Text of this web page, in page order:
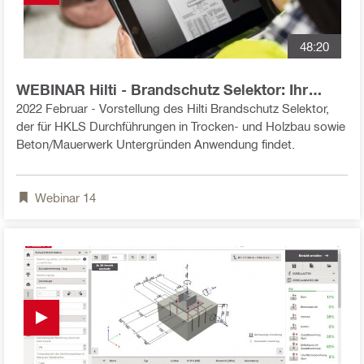
Ihnen den Unterschied zwischen der Bemessung von
einbetonierten und nachträglich installierten Befestigungen,
ihre Vorteile und Herausforderungen sowie einige
repräsentative Beispiele in PROFIS Engineering.
48:20
WEBINAR Hilti - Brandschutz Selektor: Ihr
digitaler Assistent für Brandschutzlösungen
2022 Februar - Vorstellung des Hilti Brandschutz Selektor,
der für HKLS Durchführungen in Trocken- und Holzbau sowie
Beton/Mauerwerk Untergründen Anwendung findet.
Webinar 14